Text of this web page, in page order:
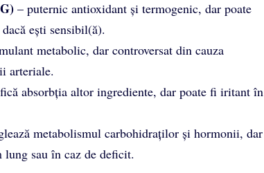
– puternic antioxidant și termogenic, dar poate
ești sensibil(ă).
metabolic, dar controversat din cauza
arteriale.
absorbția altor ingrediente, dar poate fi iritant în
metabolismul carbohidraților și hormonii, dar
sau în caz de deficit.